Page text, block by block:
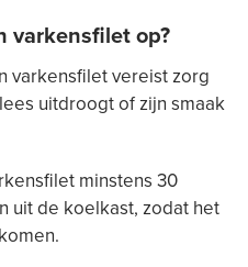
varkensfilet op?
varkensfilet vereist zorg
uitdroogt of zijn smaak
minstens 30
uit de koelkast, zodat het